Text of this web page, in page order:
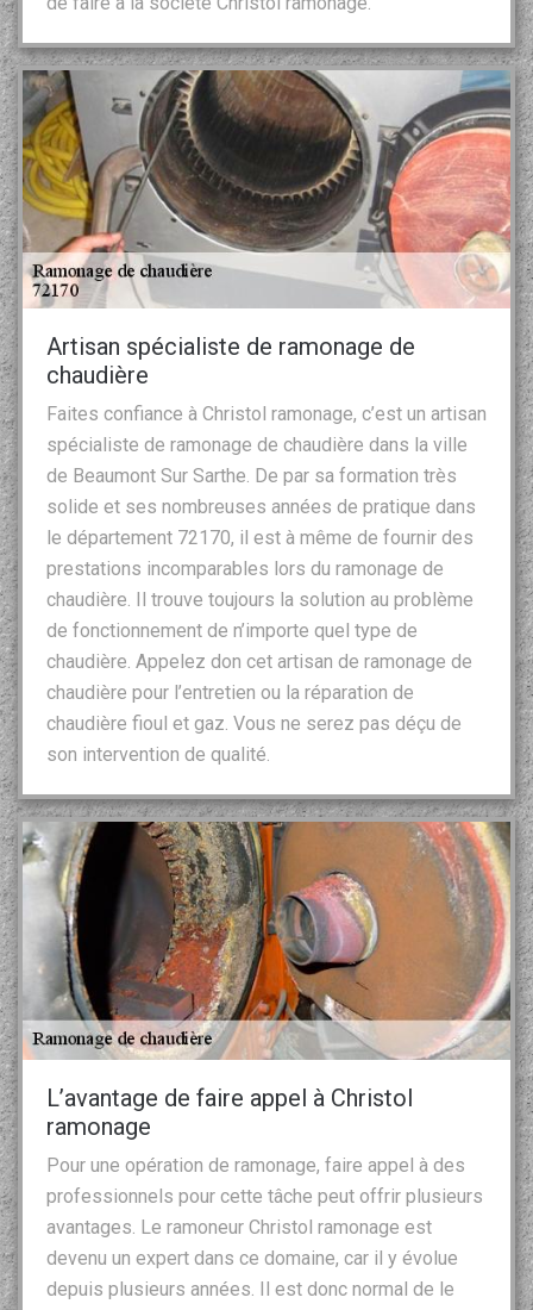
Artisan spécialiste de ramonage de
chaudière
Faites confiance à Christol ramonage, c’est un artisan
spécialiste de ramonage de chaudière dans la ville
de Beaumont Sur Sarthe. De par sa formation très
solide et ses nombreuses années de pratique dans
le département 72170, il est à même de fournir des
prestations incomparables lors du ramonage de
chaudière. Il trouve toujours la solution au problème
de fonctionnement de n’importe quel type de
chaudière. Appelez don cet artisan de ramonage de
chaudière pour l’entretien ou la réparation de
chaudière fioul et gaz. Vous ne serez pas déçu de
son intervention de qualité.
L’avantage de faire appel à Christol
ramonage
Pour une opération de ramonage, faire appel à des
professionnels pour cette tâche peut offrir plusieurs
avantages. Le ramoneur Christol ramonage est
devenu un expert dans ce domaine, car il y évolue
depuis plusieurs années. Il est donc normal de le